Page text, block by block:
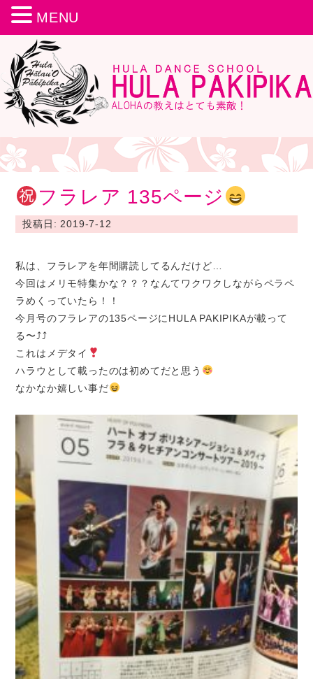
フラレア 135ページ
投稿日: 2019-7-12
私は、フラレアを年間購読してるんだけど…
今回はメリモ特集かな？？？なんてワクワクしながらペラペ
ラめくっていたら！！
今月号のフラレアの135ページにHULA PAKIPIKAが載って
る〜⤴︎⤴︎
これはメデタイ
ハラウとして載ったのは初めてだと思う
なかなか嬉しい事だ
MENU